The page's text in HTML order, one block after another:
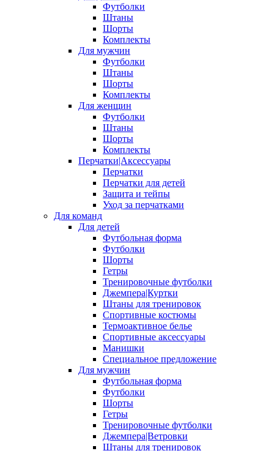
Футболки
Штаны
Шорты
Комплекты
Для мужчин
Футболки
Штаны
Шорты
Комплекты
Для женщин
Футболки
Штаны
Шорты
Комплекты
Перчатки|Аксессуары
Перчатки
Перчатки для детей
Защита и тейпы
Уход за перчатками
Для команд
Для детей
Футбольная форма
Футболки
Шорты
Гетры
Тренировочные футболки
Джемпера|Куртки
Штаны для тренировок
Спортивные костюмы
Термоактивное белье
Спортивные аксессуары
Манишки
Специальное предложение
Для мужчин
Футбольная форма
Футболки
Шорты
Гетры
Тренировочные футболки
Джемпера|Ветровки
Штаны для тренировок